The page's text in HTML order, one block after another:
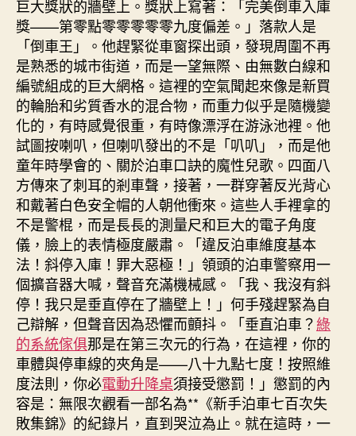
巨大獎狀的牆壁上。獎狀上寫著：「完美倒車入庫
獎——第零點零零零零零九度偏差。」落款人是
「倒車王」。他趕緊從車窗探出頭，發現周圍不再
是熟悉的城市街道，而是一望無際、由無數白線和
編號組成的巨大網格。這裡的空氣聞起來像是新買
的輪胎和劣質香水的混合物，而重力似乎是隨機變
化的，有時感覺很重，有時像漂浮在游泳池裡。他
試圖按喇叭，但喇叭發出的不是「叭叭」，而是他
童年時學會的、關於泊車口訣的魔性兒歌。四面八
方傳來了刺耳的剎車聲，接著，一群穿著反光背心
和戴著白色安全帽的人朝他衝來。這些人手裡拿的
不是警棍，而是長長的測量尺和巨大的電子角度
儀，臉上的表情極度嚴肅。「違反泊車維度基本
法！斜停入庫！罪大惡極！」領頭的泊車警察用一
個擴音器大喊，聲音充滿機械感。「我、我沒有斜
停！我只是垂直停在了牆壁上！」何手殘趕緊為自
己辯解，但聲音因為恐懼而顫抖。「垂直泊車？綠
的系統傢俱那是在第三次元的行為，在這裡，你的
車體與停車線的夾角是——八十九點七度！按照維
度法則，你必電動升降桌須接受懲罰！」懲罰的內
容是：無限次觀看一部名為**《新手泊車七百次失
敗集錦》的紀錄片，直到哭泣為止。就在這時，一